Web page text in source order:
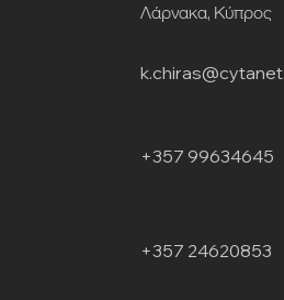
Λάρνακα, Κύπρος
+357 99634645
+357 24620853